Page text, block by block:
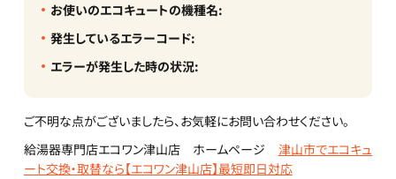
お使いのエコキュートの機種名:
発生しているエラーコード:
エラーが発生した時の状況:
ご不明な点がございましたら、お気軽にお問い合わせください。
給湯器専門店エコワン津山店 ホームページ 津山市でエコキュ
ート交換・取替なら【エコワン津山店】最短即日対応